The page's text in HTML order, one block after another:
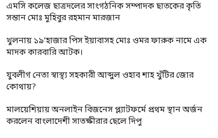
এমসি কলেজ ছাত্রদলের সাংগঠনিক সম্পাদক ছাতকের কৃতি
সন্তান মোঃ মুহিবুর রহমান মারজান
খুলনায় ১৯’হাজার পিস ইয়াবাসহ মোঃ ওমর ফারুক নামে এক
মাদক কারবারি আটক।
যুবলীগ নেতা স্বাস্থ্য সহকারী আব্দুল ওহাব শাহ খুঁটির জোর
কোথায়?
মালয়েশিয়ায় অনলাইন বিজনেস প্ল্যাটফর্মে প্রথম স্থান অর্জন
করলেন বাংলাদেশী সাতক্ষীরার ছেলে দিপু